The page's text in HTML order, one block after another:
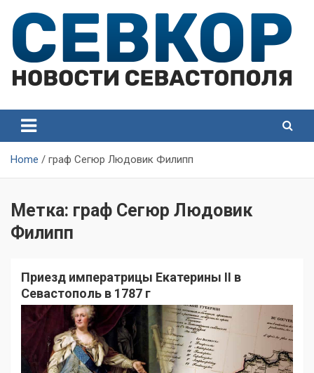
content
Севастополя
Севастополя
Home граф Сегюр Людовик Филипп
Метка: граф Сегюр Людовик
Филипп
Приезд императрицы Екатерины II в
Севастополь в 1787 г